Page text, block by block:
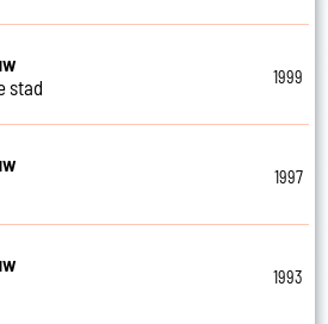
stad
1999
1997
1993